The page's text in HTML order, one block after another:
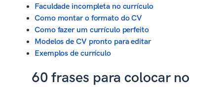
Faculdade incompleta no currículo
Como montar o formato do CV
Como fazer um currículo perfeito
Modelos de CV pronto para editar
Exemplos de currículo
60 frases para colocar no